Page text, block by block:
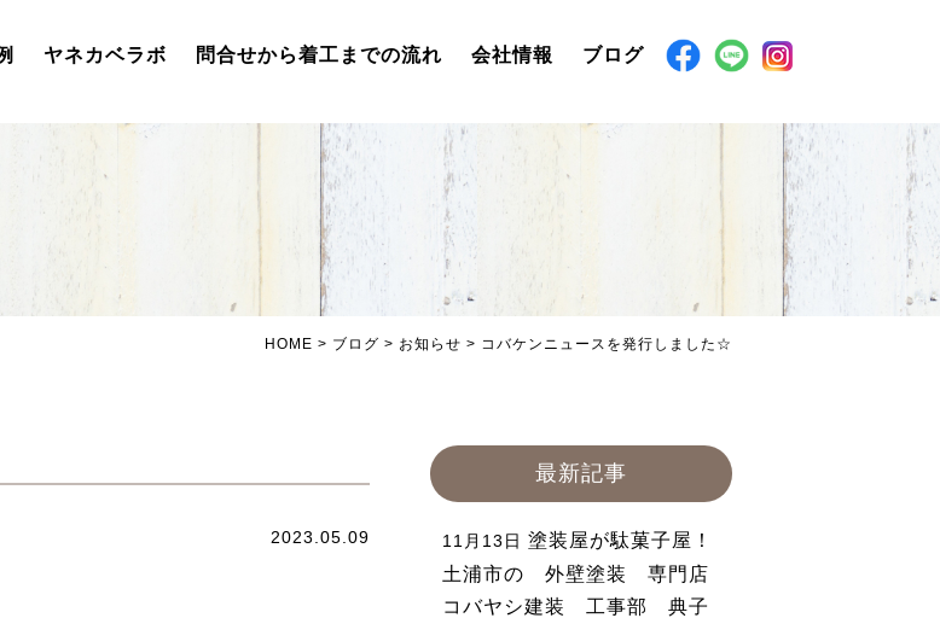
ヤネカベラボ 問合せから着工までの流れ 会社情報 ブログ
HOME > ブログ > お知らせ > コバケンニュースを発行しました☆
2023.05.09
最新記事
11月13日 塗装屋が駄菓子屋！
土浦市の 外壁塗装 専門店
コバヤシ建装 工事部 典子